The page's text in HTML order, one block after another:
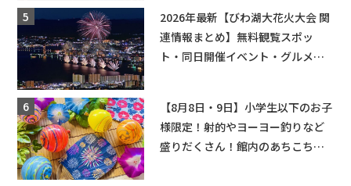
2026年最新【びわ湖大花火大会 関
連情報まとめ】無料観覧スポッ
ト・同日開催イベント・グルメマ
【8月8日・9日】小学生以下のお子
様限定！射的やヨーヨー釣りなど
盛りだくさん！館内のあちこちに